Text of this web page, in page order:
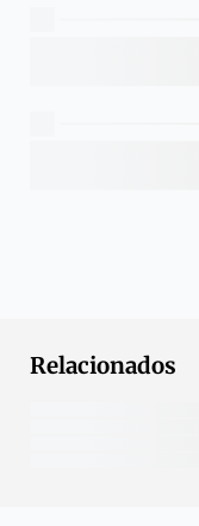
Relacionados